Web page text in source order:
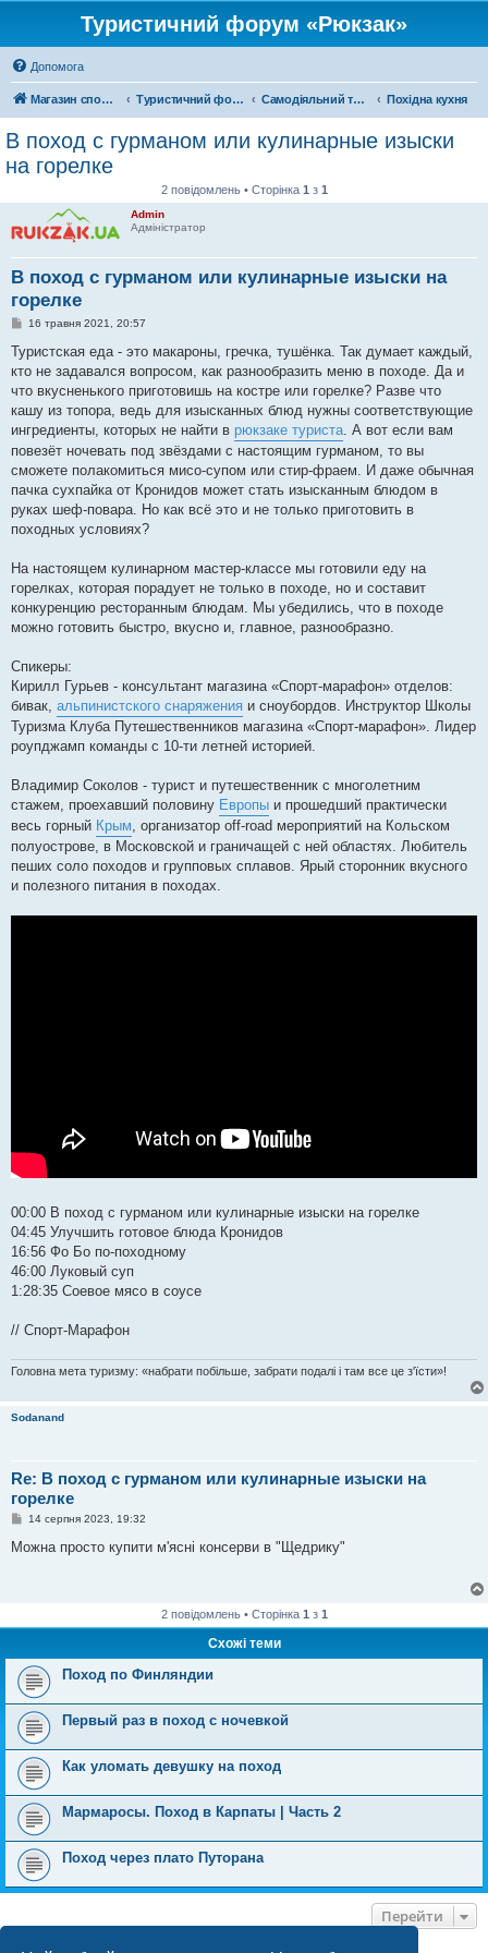
Туристичний форум «Рюкзак»
Допомога
Магазин спорядження Туристичний форум «Рюкзак» Самодіяльний туризм Похідна кухня
В поход с гурманом или кулинарные изыски
на горелке
2 повідомлень • Сторінка 1 з 1
Admin
Адміністратор
В поход с гурманом или кулинарные изыски на
горелке
П
в
д
о
л
е
н
я
16 травня 2021, 20:57
Туристская еда - это макароны, гречка, тушёнка. Так думает каждый,
кто не задавался вопросом, как разнообразить меню в походе. Да и
что вкусненького приготовишь на костре или горелке? Разве что
кашу из топора, ведь для изысканных блюд нужны соответствующие
ингредиенты, которых не найти в рюкзаке туриста. А вот если вам
повезёт ночевать под звёздами с настоящим гурманом, то вы
сможете полакомиться мисо-супом или стир-фраем. И даже обычная
пачка сухпайка от Кронидов может стать изысканным блюдом в
руках шеф-повара. Но как всё это и не только приготовить в
походных условиях?
На настоящем кулинарном мастер-классе мы готовили еду на
горелках, которая порадует не только в походе, но и составит
конкуренцию ресторанным блюдам. Мы убедились, что в походе
можно готовить быстро, вкусно и, главное, разнообразно.
Спикеры:
Кирилл Гурьев - консультант магазина «Спорт-марафон» отделов:
бивак, альпинистского снаряжения и сноубордов. Инструктор Школы
Туризма Клуба Путешественников магазина «Спорт-марафон». Лидер
роупджамп команды с 10-ти летней историей.
Владимир Соколов - турист и путешественник с многолетним
стажем, проехавший половину Европы и прошедший практически
весь горный Крым, организатор off-road мероприятий на Кольском
полуострове, в Московской и граничащей с ней областях. Любитель
пеших соло походов и групповых сплавов. Ярый сторонник вкусного
и полезного питания в походах.
00:00 В поход с гурманом или кулинарные изыски на горелке
04:45 Улучшить готовое блюда Кронидов
16:56 Фо Бо по-походному
46:00 Луковый суп
1:28:35 Соевое мясо в соусе
// Спорт-Марафон
Головна мета туризму: «набрати побільше, забрати подалі і там все це з'їсти»!
Sodanand
Re: В поход с гурманом или кулинарные изыски на
горелке
П
в
я
14 серпня 2023, 19:32
Можна просто купити м'ясні консерви в "Щедрику"
2 повідомлень • Сторінка 1 з 1
Схожі теми
Поход по Финляндии
Первый раз в поход с ночевкой
Как уломать девушку на поход
Мармаросы. Поход в Карпаты | Часть 2
Поход через плато Путорана
Перейти